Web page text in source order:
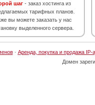
шаг - заказ хостинга из
тарифных планов.
вы можете заказать у нас
выделенного сервера.
· Аренда, покупка и продажа IP-
Домен